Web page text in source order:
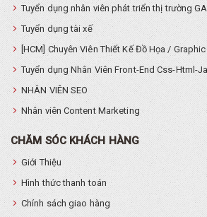
Tuyển dụng nhân viên phát triển thị trường
Tuyển dụng tài xế
[HCM] Chuyên Viên Thiết Kế Đồ Họa /
Tuyển dụng Nhân Viên Front-End Css-Html-
NHÂN VIÊN SEO
Nhân viên Content Marketing
CHĂM SÓC KHÁCH HÀNG
Giới Thiệu
Hình thức thanh toán
Chính sách giao hàng